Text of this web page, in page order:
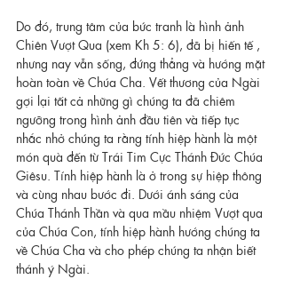
Do đó, trung tâm của bức tranh là hình ảnh
Chiên Vượt Qua (xem Kh 5: 6), đã bị hiến tế ,
nhưng nay vẫn sống, đứng thẳng và hướng mặt
hoàn toàn về Chúa Cha. Vết thương của Ngài
gợi lại tất cả những gì chúng ta đã chiêm
ngưỡng trong hình ảnh đầu tiên và tiếp tục
nhắc nhở chúng ta rằng tính hiệp hành là một
món quà đến từ Trái Tim Cực Thánh Đức Chúa
Giêsu. Tính hiệp hành là ở trong sự hiệp thông
và cùng nhau bước đi. Dưới ánh sáng của
Chúa Thánh Thần và qua mầu nhiệm Vượt qua
của Chúa Con, tính hiệp hành hướng chúng ta
về Chúa Cha và cho phép chúng ta nhận biết
thánh ý Ngài.